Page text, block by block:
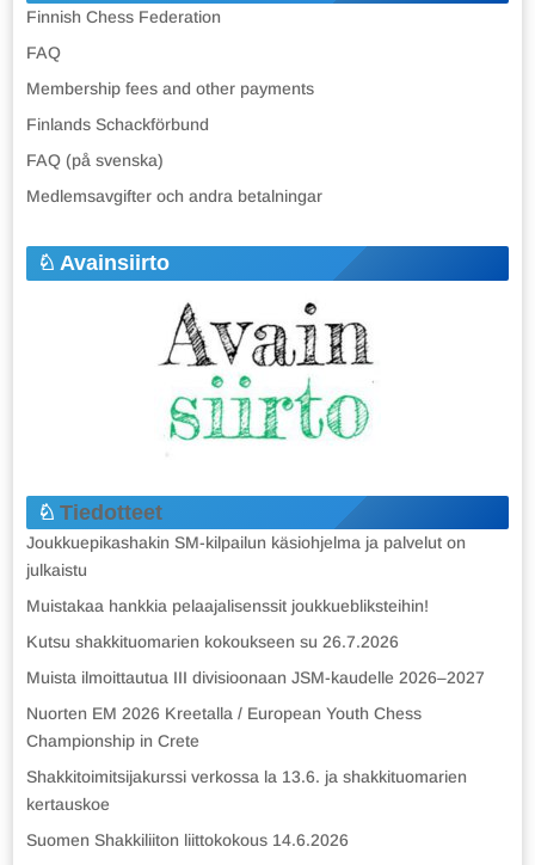
Finnish Chess Federation
FAQ
Membership fees and other payments
Finlands Schackförbund
FAQ (på svenska)
Medlemsavgifter och andra betalningar
Avainsiirto
Tiedotteet
Joukkuepikashakin SM-kilpailun käsiohjelma ja palvelut on
julkaistu
Muistakaa hankkia pelaajalisenssit joukkuebliksteihin!
Kutsu shakkituomarien kokoukseen su 26.7.2026
Muista ilmoittautua III divisioonaan JSM-kaudelle 2026–2027
Nuorten EM 2026 Kreetalla / European Youth Chess
Championship in Crete
Shakkitoimitsijakurssi verkossa la 13.6. ja shakkituomarien
kertauskoe
Suomen Shakkiliiton liittokokous 14.6.2026